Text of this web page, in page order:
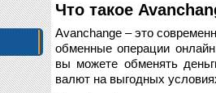
Что такое
Avanchange – это
обменные операции
вы можете обменять
валют на выгодных